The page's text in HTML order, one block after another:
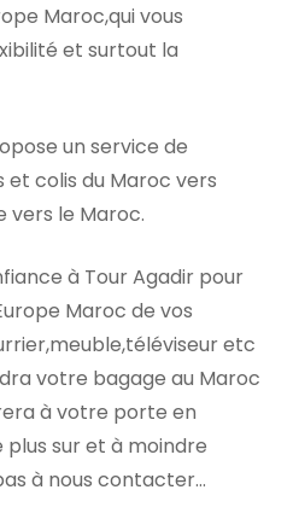
Maroc,qui vous
et surtout la
un service de
colis du Maroc vers
vers le Maroc.
à Tour Agadir pour
Maroc de vos
etc
votre bagage au Maroc
à votre porte en
plus sur et à moindre
à nous contacter…